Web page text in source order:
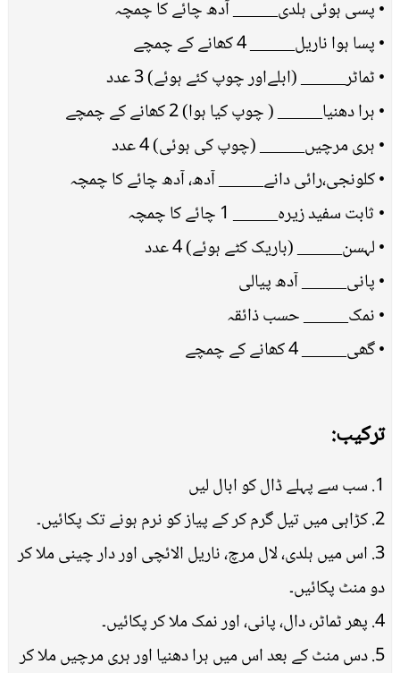
• پسی ہوئی ہلدی_____ آدھ چائے کا چمچہ
• پسا ہوا ناریل_____ 4 کھانے کے چمچے
• ٹماٹر_____ (ابلےاور چوپ کئے ہوئے) 3 عدد
• ہرا دھنیا_____ ( چوپ کیا ہوا) 2 کھانے کے چمچے
• ہری مرچیں_____ (چوپ کی ہوئی) 4 عدد
• کلونجی،رائی دانے_____ آدھ، آدھ چائے کا چمچہ
• ثابت سفید زیرہ_____ 1 چائے کا چمچہ
• لہسن_____ (باریک کٹے ہوئے) 4 عدد
• پانی_____ آدھ پیالی
• نمک_____ حسب ذائقہ
• گھی_____ 4 کھانے کے چمچے
ترکیب:
1. سب سے پہلے ڈال کو ابال لیں
2. کڑاہی میں تیل گرم کر کے پیاز کو نرم ہونے تک پکائیں۔
3. اس میں ہلدی، لال مرچ، ناریل الائچی اور دار چینی ملا کر
دو منٹ پکائیں۔
4. پھر ٹماٹر، دال، پانی، اور نمک ملا کر پکائیں۔
5. دس منٹ کے بعد اس میں ہرا دھنیا اور ہری مرچیں ملا کر